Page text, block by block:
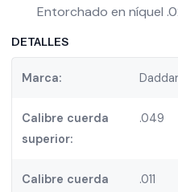
Entorchado en níquel
DETALLES
Marca:
Calibre cuerda
superior:
.049
Calibre cuerda .011